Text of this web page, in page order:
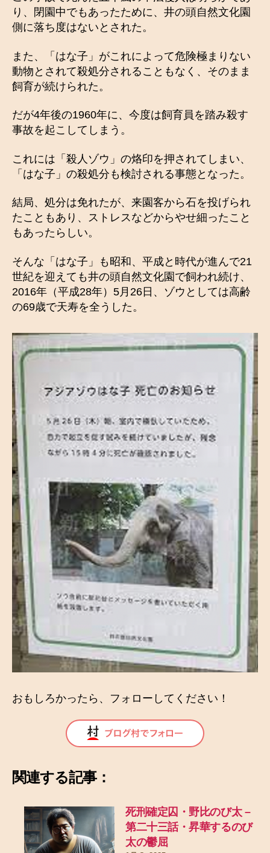
り、閉園中でもあったために、井の頭自然文化園
側に落ち度はないとされた。
また、「はな子」がこれによって危険極まりない
動物とされて殺処分されることもなく、そのまま
飼育が続けられた。
だが4年後の1960年に、今度は飼育員を踏み殺す
事故を起こしてしまう。
これには「殺人ゾウ」の烙印を押されてしまい、
「はな子」の殺処分も検討される事態となった。
結局、処分は免れたが、来園客から石を投げられ
たこともあり、ストレスなどからやせ細ったこと
もあったらしい。
そんな「はな子」も昭和、平成と時代が進んで21
世紀を迎えても井の頭自然文化園で飼われ続け、
2016年（平成28年）5月26日、ゾウとしては高齢
の69歳で天寿を全うした。
おもしろかったら、フォローしてください！
関連する記事：
死刑確定囚・野比のび太 –
第二十三話・昇華するのび
太の鬱屈